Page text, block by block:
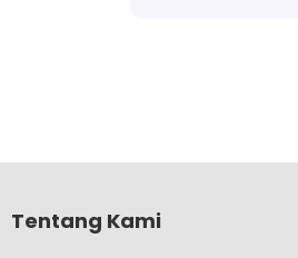
Tentang Kami